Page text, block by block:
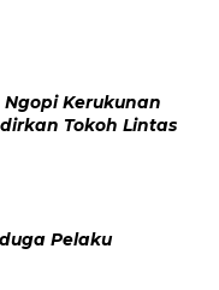
Kerukunan
Tokoh Lintas
Pelaku